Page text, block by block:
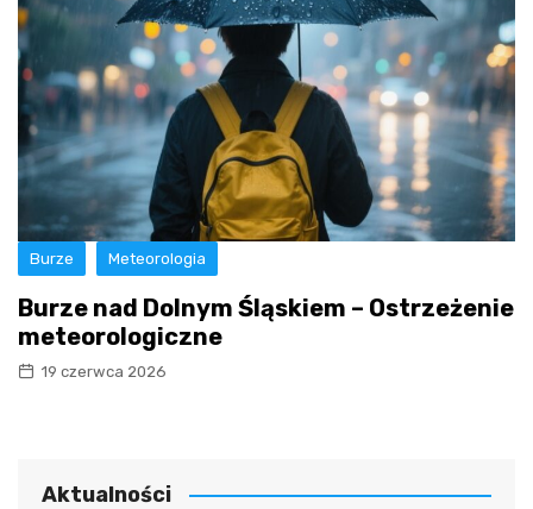
Burze Meteorologia
Burze nad Dolnym Śląskiem – Ostrzeżenie
meteorologiczne
19 czerwca 2026
Aktualności